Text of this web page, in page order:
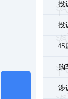
投
投
4S
购
涉